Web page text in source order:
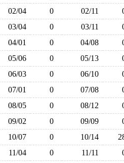
02/04 0 02/11
03/04 0 03/11
04/01 0 04/08
05/06 0 05/13
06/03 0 06/10
07/01 0 07/08
08/05 0 08/12
09/02 0 09/09
10/07 0 10/14
11/04 0 11/11